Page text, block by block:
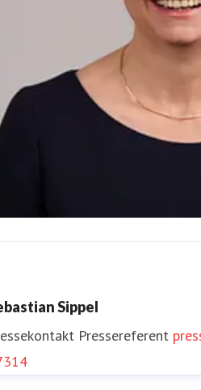
089 2167 47301
Sippel
Pressereferent